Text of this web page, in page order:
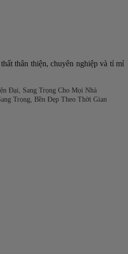
thân thiện, chuyên nghiệp và tỉ mỉ
Đại, Sang Trọng Cho Mọi Nhà
Trọng, Bền Đẹp Theo Thời Gian